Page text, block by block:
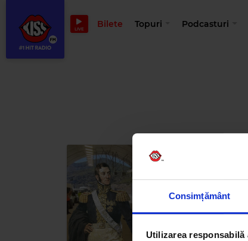
Consimțământ
Utilizarea responsabilă
LIVE Bilete Topuri Podcasturi